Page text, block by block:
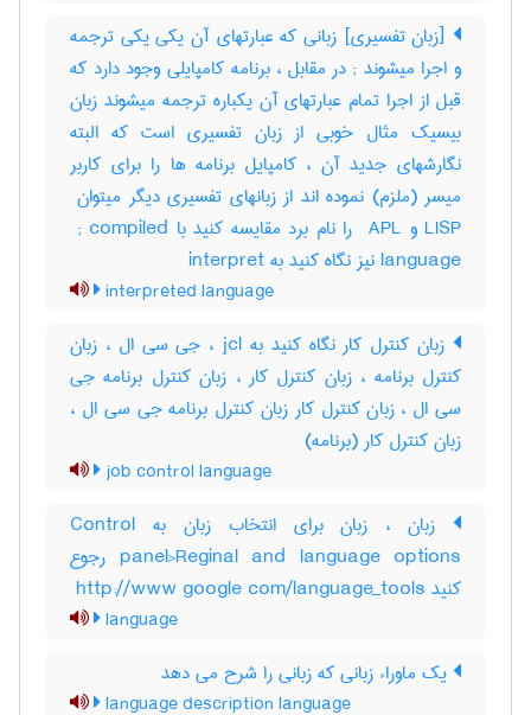
[زبان تفسیری] زبانی که عبارتهای آن یکی یکی ترجمه
و اجرا میشوند‎ ; در مقابل ، برنامه کامپایلی وجود دارد که
قبل از اجرا تمام عبارتهای آن یکباره ترجمه میشوند زبان
بیسیک مثال خوبی از زبان تفسیری است که البته
نگارشهای جدید آن ، کامپایل برنامه ها را برای کاربر
LISP و ‎ APL را نام برد مقایسه کنید با ‎ ; compiled
language نیز نگاه کنید به ‎ interpret
interpreted language
زبان کنترل کار نگاه کنید به jcl ، جی سی ال ، زبان
کنترل برنامه ، زبان کنترل کار ، زبان کنترل برنامه جی
سی ال ، زبان کنترل کار زبان کنترل برنامه جی سی ال ،
زبان کنترل کار (برنامه)
job control language
زبان ، زبان برای انتخاب زبان به Control
panel>Reginal and language options رجوع
کنید http://www google com/language_tools
language
یک ماوراء زبانی که زبانی را شرح می دهد
language description language